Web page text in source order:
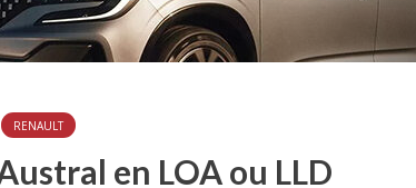
RENAULT
en LOA ou LLD